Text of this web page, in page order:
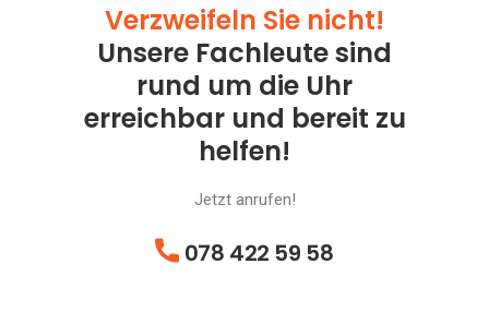
Verzweifeln Sie nicht!
Unsere Fachleute sind
rund um die Uhr
erreichbar und bereit zu
helfen!
Jetzt anrufen!
078 422 59 58